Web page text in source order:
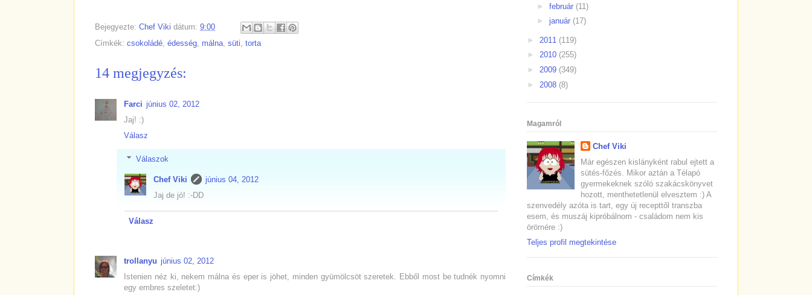
Bejegyezte: Chef Viki dátum: 9:00
Címkék: csokoládé, édesség, málna, süti, torta
14 megjegyzés:
Farci június 02, 2012
Jaj! :)
Válasz
Válaszok
Chef Viki
június 04, 2012
Jaj de jó! :-DD
Válasz
trollanyu június 02, 2012
Istenien néz ki, nekem málna és eper is jöhet, minden gyümölcsöt szeretek. Ebből most be tudnék nyomni
egy embres szeletet:)
► február (11)
► január (17)
► 2011 (119)
► 2010 (255)
► 2009 (349)
► 2008 (8)
Magamról
Chef Viki
Már egészen kislányként rabul ejtett a
sütés-főzés. Mikor aztán a Télapó
gyermekeknek szóló szakácskönyvet
hozott, menthetetlenül elvesztem :) A
szenvedély azóta is tart, egy új recepttől transzba
esem, és muszáj kipróbálnom - családom nem kis
örömére :)
Teljes profil megtekintése
Címkék